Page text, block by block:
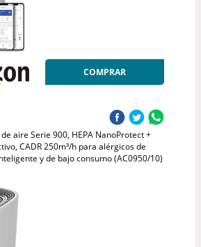
COMPRAR
aire Serie 900, HEPA NanoProtect +
CADR 250m³/h para alérgicos de
y de bajo consumo (AC0950/10)